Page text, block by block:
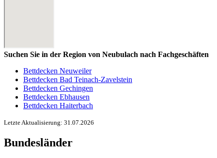
Suchen Sie in der Region von Neubulach nach Fachgeschäften
Bettdecken Neuweiler
Bettdecken Bad Teinach-Zavelstein
Bettdecken Gechingen
Bettdecken Ebhausen
Bettdecken Haiterbach
Letzte Aktualisierung: 31.07.2026
Bundesländer